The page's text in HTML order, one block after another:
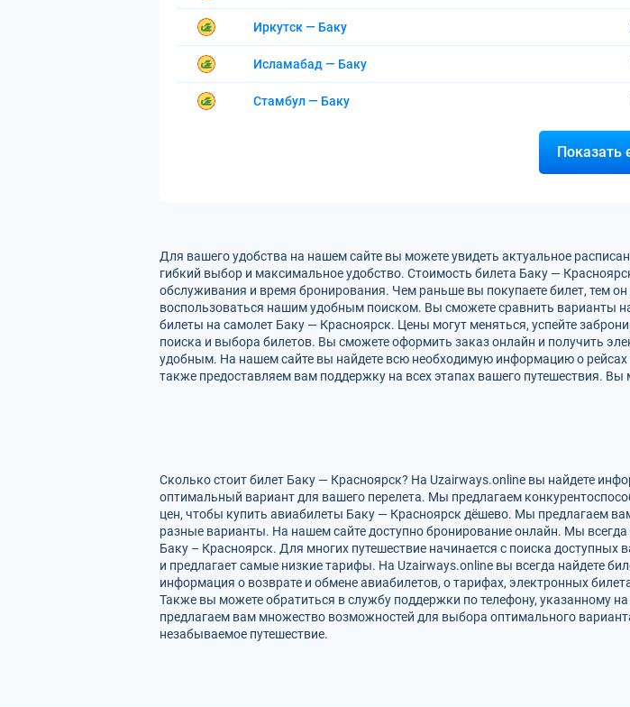
Иркутск — Баку
Исламабад — Баку
Стамбул — Баку
Показать
Для вашего удобства на нашем сайте вы можете увидеть актуальное
гибкий выбор и максимальное удобство. Стоимость билета Баку —
обслуживания и время бронирования. Чем раньше вы покупаете билет, тем
воспользоваться нашим удобным поиском. Вы сможете сравнить варианты
билеты на самолет Баку — Красноярск. Цены могут меняться, успейте
поиска и выбора билетов. Вы сможете оформить заказ онлайн и получить
удобным. На нашем сайте вы найдете всю необходимую информацию о
также предоставляем вам поддержку на всех этапах вашего путешествия. Вы
Сколько стоит билет Баку — Красноярск? На Uzairways.online вы найдете
оптимальный вариант для вашего перелета. Мы предлагаем
цен, чтобы купить авиабилеты Баку — Красноярск дёшево. Мы предлагаем
разные варианты. На нашем сайте доступно бронирование онлайн. Мы
Баку – Красноярск. Для многих путешествие начинается с поиска
и предлагает самые низкие тарифы. На Uzairways.online вы всегда найдете
информация о возврате и обмене авиабилетов, о тарифах, электронных
Также вы можете обратиться в службу поддержки по телефону, указанному
предлагаем вам множество возможностей для выбора оптимального
незабываемое путешествие.